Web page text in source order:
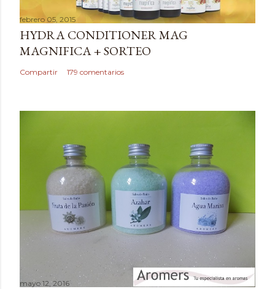
a
r
u
n
c
o
febrero 05, 2015
HYDRA CONDITIONER MAG
MAGNIFICA + SORTEO
Compartir 179 comentarios
mayo 12, 2016